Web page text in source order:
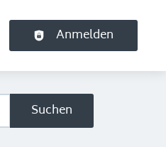
Anmelden
Suchen